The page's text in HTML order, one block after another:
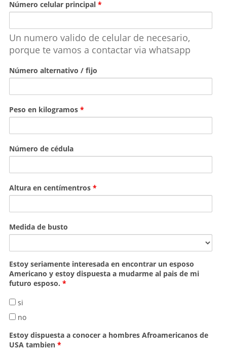
Número celular principal *
Un numero valido de celular de necesario,
porque te vamos a contactar via whatsapp
Número alternativo / fijo
Peso en kilogramos *
Número de cédula
Altura en centímentros *
Medida de busto
Estoy seriamente interesada en encontrar un esposo
Americano y estoy dispuesta a mudarme al pais de mi
futuro esposo. *
si
no
Estoy dispuesta a conocer a hombres Afroamericanos de
USA tambien *